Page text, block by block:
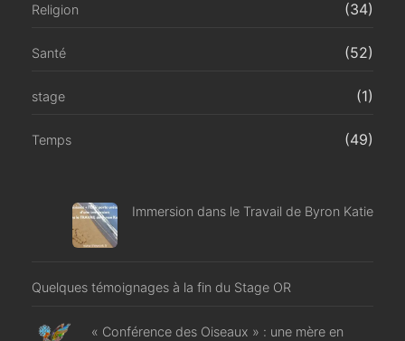
Religion (34)
Santé (52)
stage (1)
Temps (49)
Immersion dans le Travail de Byron Katie
Quelques témoignages à la fin du Stage OR
« Conférence des Oiseaux » : une mère en